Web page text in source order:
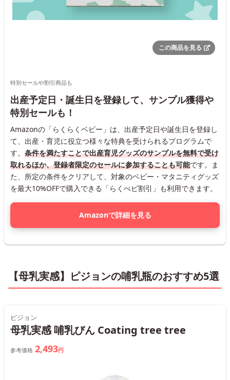
この商品を見る
特別セールや割引商品も
出産予定日・誕生日を登録して、サンプル獲得や
特別セールも！
Amazonの「らくらくベビー」は、出産予定日や誕生日を登録し
て、出産・育児に役立つ様々な特典を受けられるプログラムで
す。 条件を満たすことで出産育児グッズのサンプルを無料で受け
取れるほか、登録者限定のセールに参加することも可能です。ま
た、所定の条件をクリアして、対象のベビー・マタニティグッズ
を最大10%OFFで購入できる「らくべビ割引」も利用できます。
Amazonで詳細を見る
【母乳実感】ピジョンの哺乳瓶のおすすめ5選
ピジョン
母乳実感 哺乳びん Coating tree tree
参考価格 2,493円